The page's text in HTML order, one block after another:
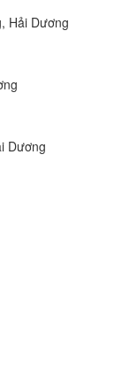
Hải Dương
Dương